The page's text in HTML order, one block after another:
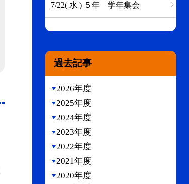
7/22( 水 ) ５年 学年集会
過去記事
2026年度
2025年度
2024年度
2023年度
2022年度
2021年度
2020年度